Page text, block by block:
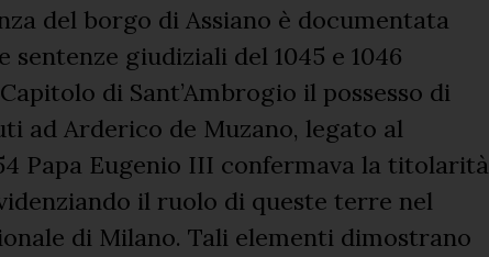
del borgo di Assiano è documentata
sentenze giudiziali del 1045 e 1046
di Sant’Ambrogio il possesso di
ad Arderico de Muzano, legato al
Papa Eugenio III confermava la titolarità
il ruolo di queste terre nel
di Milano. Tali elementi dimostrano